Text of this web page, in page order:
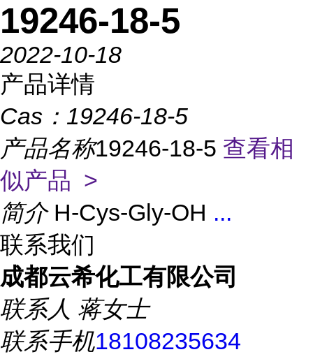
19246-18-5
2022-10-18
产品详情
Cas： 19246-18-5
产品名称19246-18-5 查看相
似产品 >
简介 H-Cys-Gly-OH ...
联系我们
成都云希化工有限公司
联系人 蒋女士
联系手机18108235634